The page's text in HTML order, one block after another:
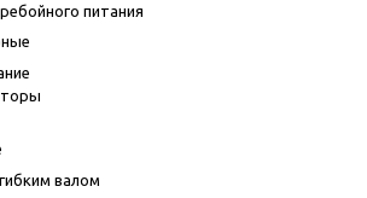
питания
валом